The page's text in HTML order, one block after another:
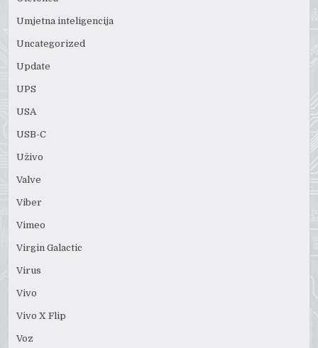
Umjetna inteligencija
Uncategorized
Update
UPS
USA
USB-C
Uživo
Valve
Viber
Vimeo
Virgin Galactic
Virus
Vivo
Vivo X Flip
Voz